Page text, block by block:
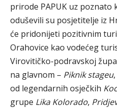
prirode PAPUK uz poznato
oduševili su posjetitelje iz
će pridonijeti pozitivnim
Orahovice kao vodećeg
Virovitičko-podravskoj
na glavnom – Piknik stageu
od legendarnih osječkih
grupe Lika Kolorado,